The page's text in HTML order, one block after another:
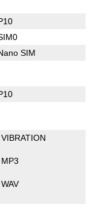
SIM
VIBRATION
MP3
WAV